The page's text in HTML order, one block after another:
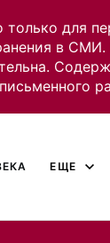
для
в СМИ.
ЕЩЕ